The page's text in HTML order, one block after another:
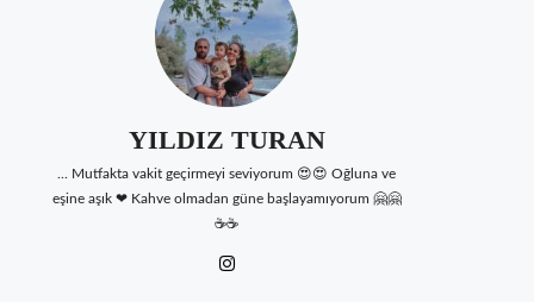
YILDIZ TURAN
... Mutfakta vakit geçirmeyi seviyorum 😍😍 Oğluna ve
eşine aşık ❤ Kahve olmadan güne başlayamıyorum 🤗🤗
☕☕